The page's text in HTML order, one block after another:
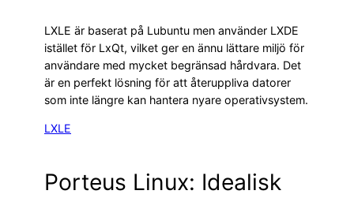
LXLE är baserat på Lubuntu men använder LXDE
istället för LxQt, vilket ger en ännu lättare miljö för
användare med mycket begränsad hårdvara. Det
är en perfekt lösning för att återuppliva datorer
som inte längre kan hantera nyare operativsystem.
LXLE
Porteus Linux: Idealisk